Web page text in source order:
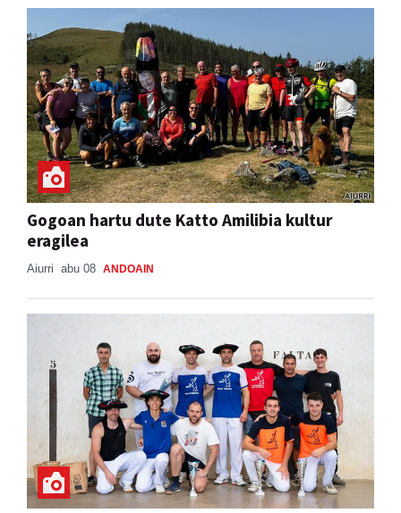
Gogoan hartu dute Katto Amilibia kultur
eragilea
Aiurri abu 08 ANDOAIN